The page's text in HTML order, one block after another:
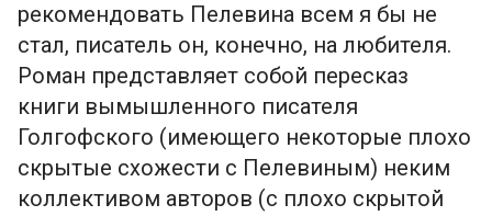
рекомендовать Пелевина всем я бы не
стал, писатель он, конечно, на любителя.
Роман представляет собой пересказ
книги вымышленного писателя
Голгофского (имеющего некоторые плохо
скрытые схожести с Пелевиным) неким
коллективом авторов (с плохо скрытой